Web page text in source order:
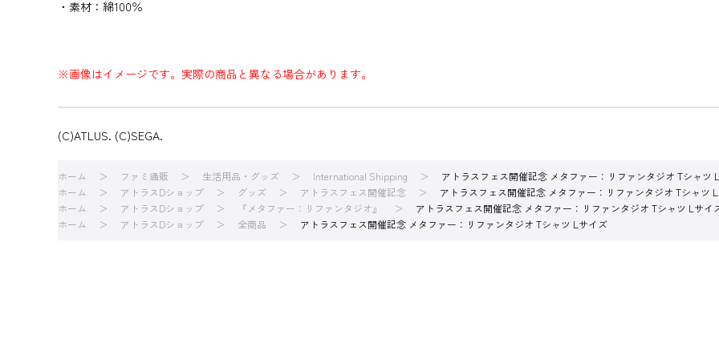
・素材：綿100％
※画像はイメージです。実際の商品と異なる場合があります。
(C)ATLUS. (C)SEGA.
ホーム ファミ通販 生活用品・グッズ International Shipping
アトラスフェス開催記念 メタファー：リファンタジオ Tシャツ
ホーム
アトラスDショップ グッズ アトラスフェス開催記念
アトラスフェス開催記念 メタファー：リファンタジオ Tシャツ
ホーム
アトラスDショップ 『メタファー：リファンタジオ』
アトラスフェス開催記念 メタファー：リファンタジオ Tシャツ Lサイ
ホーム
アトラスDショップ 全商品 アトラスフェス開催記念 メタファー：リファンタジオ Tシャツ Lサイズ